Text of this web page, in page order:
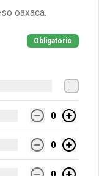
morada picada.
oaxaca.
Obligatorio
0
0
0